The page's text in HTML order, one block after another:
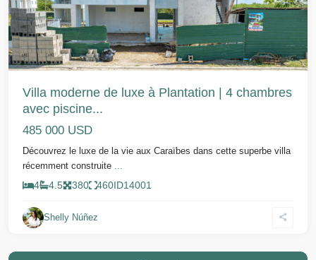
Villa moderne de luxe à Plantation | 4 chambres
avec piscine...
485 000 USD
Découvrez le luxe de la vie aux Caraïbes dans cette superbe villa
récemment construite ...
4 4.5 380 460ID14001
Shelly Núñez